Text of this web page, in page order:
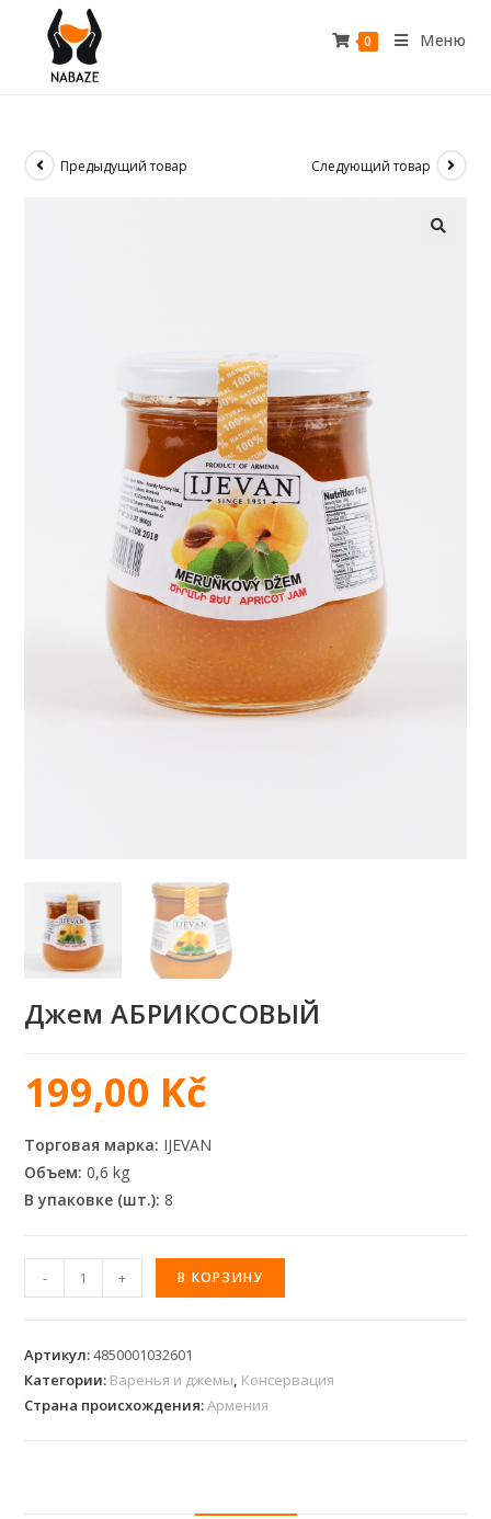
0 Меню
Предыдущий товар Следующий товар
Джем АБРИКОСОВЫЙ
199,00 Kč
Торговая марка: IJEVAN
Объем: 0,6 kg
В упаковке (шт.): 8
- + В КОРЗИНУ
Артикул:4850001032601
Категории: Варенья и джемы, Консервация
Страна происхождения:Армения